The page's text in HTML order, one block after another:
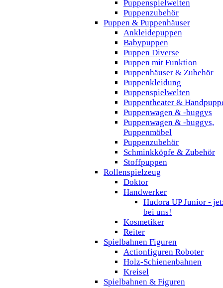
Puppenspielwelten
Puppenzubehör
Puppen & Puppenhäuser
Ankleidepuppen
Babypuppen
Puppen Diverse
Puppen mit Funktion
Puppenhäuser & Zubehör
Puppenkleidung
Puppenspielwelten
Puppentheater &
Puppenwagen & -buggys
Puppenwagen & -buggys,
Puppenmöbel
Puppenzubehör
Schminkköpfe & Zubehör
Stoffpuppen
Rollenspielzeug
Doktor
Handwerker
Hudora UP Junior -
bei uns!
Kosmetiker
Reiter
Spielbahnen Figuren
Actionfiguren Roboter
Holz-Schienenbahnen
Kreisel
Spielbahnen & Figuren